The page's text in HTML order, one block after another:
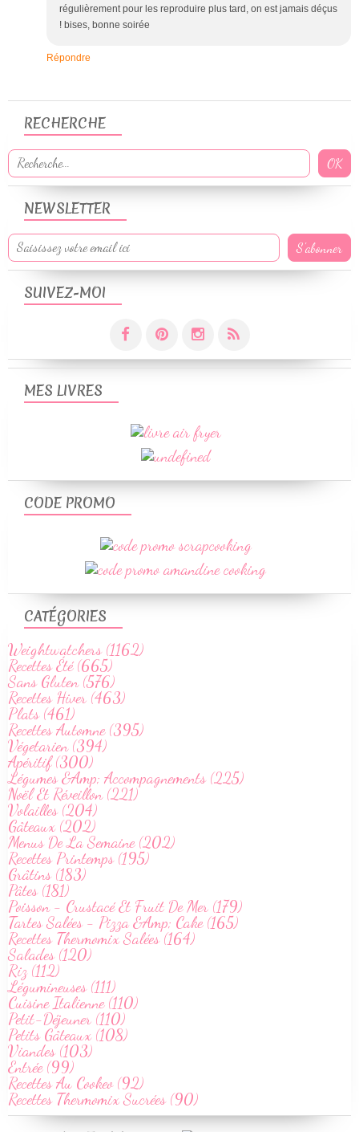
régulièrement pour les reproduire plus tard, on est jamais déçus
! bises, bonne soirée
Répondre
NEWSLETTER
SUIVEZ-MOI
RECHERCHE
CATÉGORIES
Weightwatchers (1162)
Recettes Été (665)
Sans Gluten (576)
Recettes Hiver (463)
Plats (461)
Recettes Automne (395)
Végetarien (394)
Apéritif (300)
Légumes &Amp; Accompagnements (225)
Noël Et Réveillon (221)
Volailles (204)
Gâteaux (202)
Menus De La Semaine (202)
Recettes Printemps (195)
Grâtins (183)
Pâtes (181)
Poisson - Crustacé Et Fruit De Mer (179)
Tartes Salées - Pizza &Amp; Cake (165)
Recettes Thermomix Salées (164)
Salades (120)
Riz (112)
Légumineuses (111)
Cuisine Italienne (110)
Petit-Déjeuner (110)
Petits Gâteaux (108)
Viandes (103)
Entrée (99)
Recettes Au Cookeo (92)
Recettes Thermomix Sucrées (90)
MES LIVRES
CODE PROMO